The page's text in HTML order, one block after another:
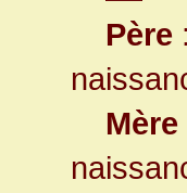
Père :
Mère